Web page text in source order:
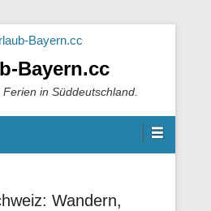
Bayern.cc
in Süddeutschland.
Wandern,